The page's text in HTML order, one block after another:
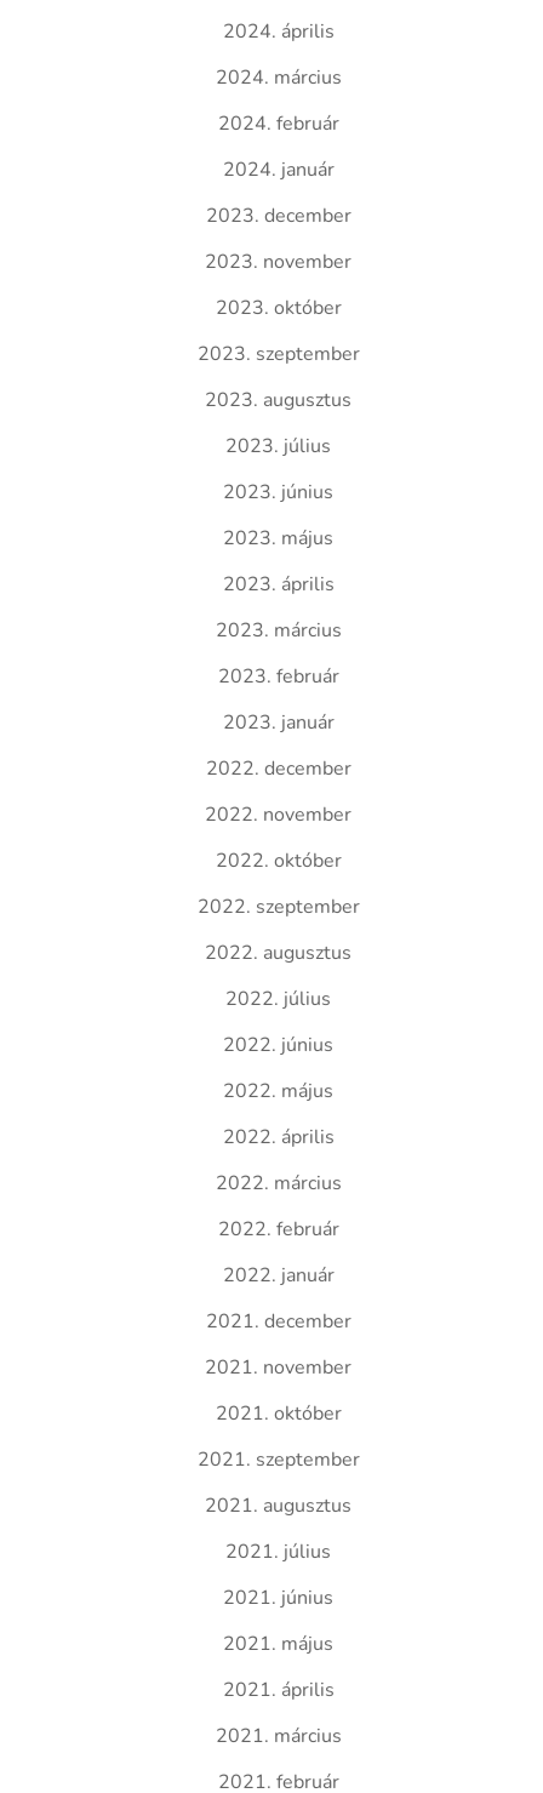
2024. április
2024. március
2024. február
2024. január
2023. december
2023. november
2023. október
2023. szeptember
2023. augusztus
2023. július
2023. június
2023. május
2023. április
2023. március
2023. február
2023. január
2022. december
2022. november
2022. október
2022. szeptember
2022. augusztus
2022. július
2022. június
2022. május
2022. április
2022. március
2022. február
2022. január
2021. december
2021. november
2021. október
2021. szeptember
2021. augusztus
2021. július
2021. június
2021. május
2021. április
2021. március
2021. február